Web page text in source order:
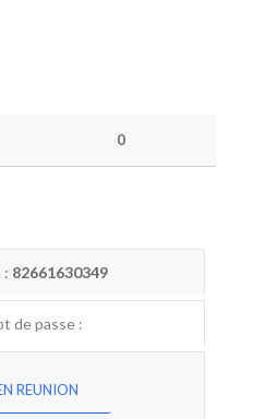
0
: 82661630349
de passe :
REUNION